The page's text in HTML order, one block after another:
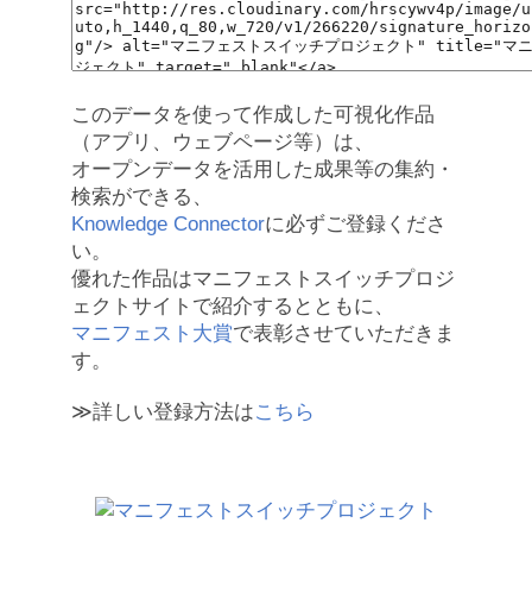
このデータを使って作成した可視化作品
（アプリ、ウェブページ等）は、
オープンデータを活用した成果等の集約・
検索ができる、
Knowledge Connectorに必ずご登録くださ
い。
優れた作品はマニフェストスイッチプロジ
ェクトサイトで紹介するとともに、
マニフェスト大賞で表彰させていただきま
す。
≫詳しい登録方法はこちら